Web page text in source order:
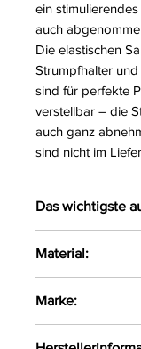
ein
auch
Die elastischen
Strumpfhalter
sind für perfekte
verstellbar – die
auch ganz
sind nicht im
Das wichtigste
im Set
Spitze und
Aufregend
Material:
Marke: